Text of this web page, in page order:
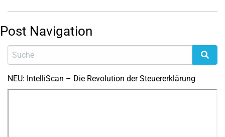
Post Navigation
NEU: IntelliScan – Die Revolution der Steuererklärung